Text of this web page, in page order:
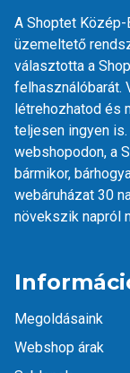
A Shoptet Közép-
üzemeltető
választotta a
felhasználóbarát.
létrehozhatod és
teljesen ingyen
webshopodon, a
bármikor,
webáruházat 30
növekszik napról
Megoldásaink
Webshop árak